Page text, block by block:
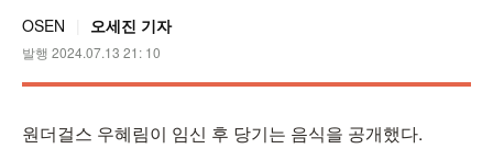
OSEN 오세진 기자
발행 2024.07.13 21: 10
원더걸스 우혜림이 임신 후 당기는 음식을 공개했다.